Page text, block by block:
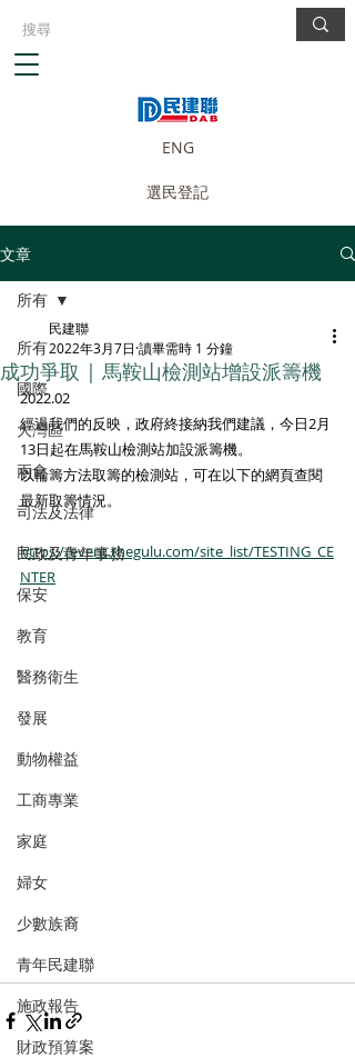
ENG
選民登記
文章
所有
國際
大灣區
兩會
司法及法律
民政及青年事務
保安
教育
醫務衛生
發展
動物權益
工商專業
家庭
婦女
少數族裔
青年民建聯
施政報告
財政預算案
所有
成功爭取 | 馬鞍山檢測站增設派籌機
民建聯
2022年3月7日 讀畢需時 1 分鐘
2022.02
經過我們的反映，政府終接納我們建議，今日2月
13日起在馬鞍山檢測站加設派籌機。
以輪籌方法取籌的檢測站，可在以下的網頁查閱
最新取籌情況。
https://event.thegulu.com/site_list/TESTING_CE
NTER